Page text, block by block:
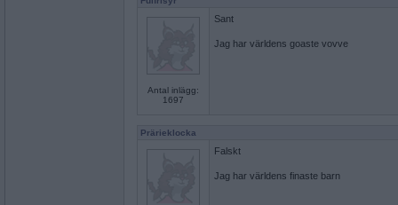
Antal inlägg:
1697
Sant
Jag har världens goaste vovve
Prärieklocka
Falskt
Jag har världens finaste barn